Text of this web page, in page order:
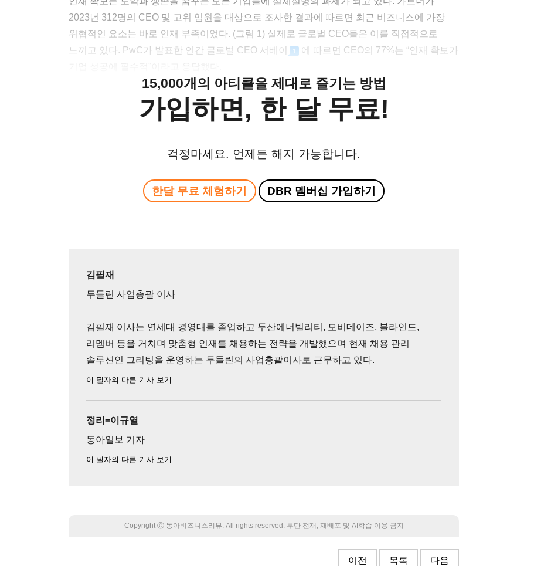
2023년 312명의 CEO 및 고위 임원을 대상으로 조사한 결과에 따르면 최근 비즈니스에 가장
위협적인 요소는 바로 인재 부족이었다. (그림 1) 실제로 글로벌 CEO들은 이를 직접적으로
느끼고 있다. PwC가 발표한 연간 글로벌 CEO 서베이
1
에 따르면 CEO의 77%는 “인재 확보가
15,000개의 아티클을 제대로 즐기는 방법
가입하면, 한 달 무료!
걱정마세요. 언제든 해지 가능합니다.
한달 무료 체험하기 DBR 멤버십 가입하기
김필재
두들린 사업총괄 이사
김필재 이사는 연세대 경영대를 졸업하고 두산에너빌리티, 모비데이즈, 블라인드,
리멤버 등을 거치며 맞춤형 인재를 채용하는 전략을 개발했으며 현재 채용 관리
솔루션인 그리팅을 운영하는 두들린의 사업총괄이사로 근무하고 있다.
이 필자의 다른 기사 보기
정리=이규열
동아일보 기자
이 필자의 다른 기사 보기
Copyright Ⓒ 동아비즈니스리뷰. All rights reserved. 무단 전재, 재배포 및 AI학습 이용 금지
이전 목록 다음